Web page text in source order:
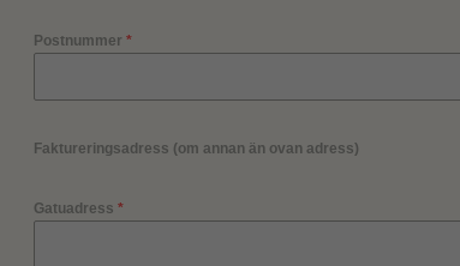
Postnummer *
Faktureringsadress (om annan än ovan adress)
Gatuadress *